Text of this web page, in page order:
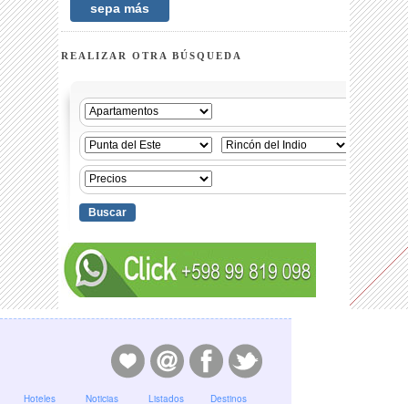
sepa más
REALIZAR OTRA BÚSQUEDA
Hoteles Noticias Listados Destinos